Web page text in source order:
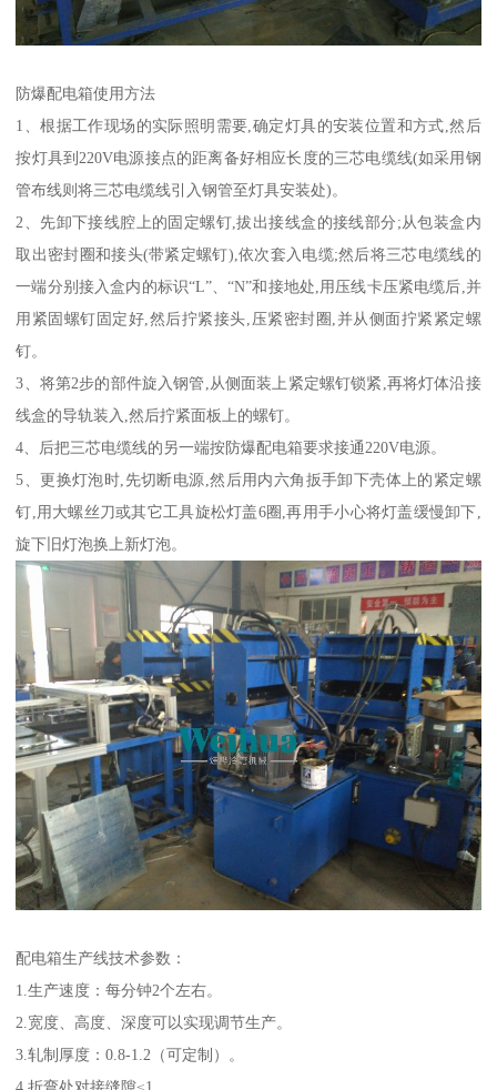
防爆配电箱使用方法
1、根据工作现场的实际照明需要,确定灯具的安装位置和方式,然后
按灯具到220V电源接点的距离备好相应长度的三芯电缆线(如采用钢
管布线则将三芯电缆线引入钢管至灯具安装处)。
2、先卸下接线腔上的固定螺钉,拔出接线盒的接线部分;从包装盒内
取出密封圈和接头(带紧定螺钉),依次套入电缆;然后将三芯电缆线的
一端分别接入盒内的标识“L”、“N”和接地处,用压线卡压紧电缆后,并
用紧固螺钉固定好,然后拧紧接头,压紧密封圈,并从侧面拧紧紧定螺
钉。
3、将第2步的部件旋入钢管,从侧面装上紧定螺钉锁紧,再将灯体沿接
线盒的导轨装入,然后拧紧面板上的螺钉。
4、后把三芯电缆线的另一端按防爆配电箱要求接通220V电源。
5、更换灯泡时,先切断电源,然后用内六角扳手卸下壳体上的紧定螺
钉,用大螺丝刀或其它工具旋松灯盖6圈,再用手小心将灯盖缓慢卸下,
旋下旧灯泡换上新灯泡。
配电箱生产线技术参数：
1.生产速度：每分钟2个左右。
2.宽度、高度、深度可以实现调节生产。
3.轧制厚度：0.8-1.2（可定制）。
4.折弯处对接缝隙≤1。